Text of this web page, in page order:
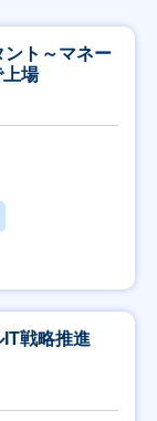
ント～マネー
場
戦略推進